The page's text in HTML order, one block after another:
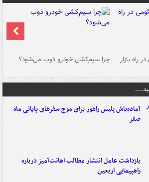
راه بازار چرا سیم‌کشی خودرو ذوب می‌شود؟
آماده‌باش پلیس راهور برای موج سفرهای پایانی ماه
صفر
بازداشت عامل انتشار مطالب اهانت‌آمیز درباره
راهپیمایی اربعین